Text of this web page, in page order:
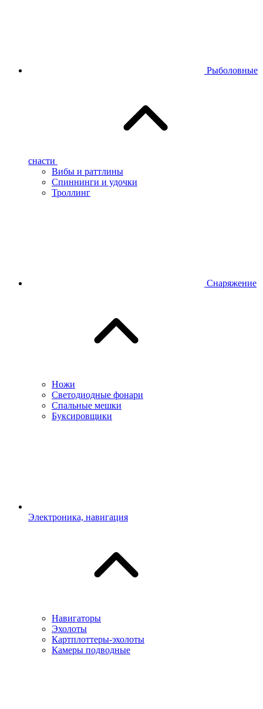
Рыболовные
снасти
Вибы и раттлины
Спиннинги и удочки
Троллинг
Снаряжение
Ножи
Светодиодные фонари
Спальные мешки
Буксировщики
Электроника, навигация
Навигаторы
Эхолоты
Картплоттеры-эхолоты
Камеры подводные